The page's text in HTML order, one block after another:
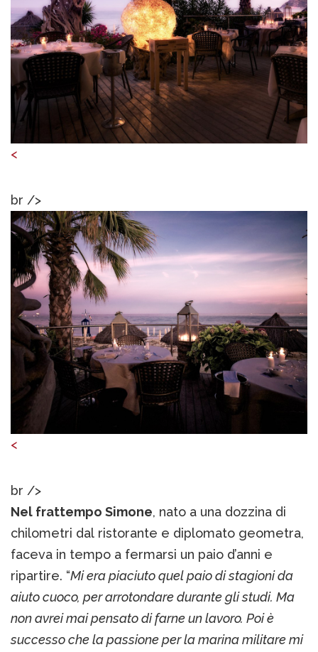
<
br />
<
br />
Nel frattempo Simone, nato a una dozzina di
chilometri dal ristorante e diplomato geometra,
faceva in tempo a fermarsi un paio d’anni e
ripartire. “Mi era piaciuto quel paio di stagioni da
aiuto cuoco, per arrotondare durante gli studi. Ma
non avrei mai pensato di farne un lavoro. Poi è
successo che la passione per la marina militare mi